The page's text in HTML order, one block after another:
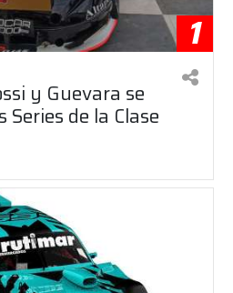
1
y Guevara se
de la Clase